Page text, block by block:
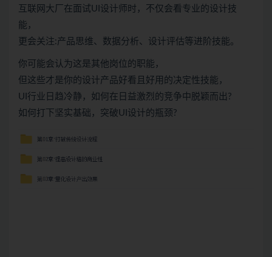
互联网大厂在面试UI设计师时，不仅会看专业的设计技
能，
更会关注:产品思维、数据分析、设计评估等进阶技能。
你可能会认为这是其他岗位的职能，
但这些才是你的设计产品好看且好用的决定性技能，
UI行业日趋冷静，如何在日益激烈的竞争中脱颖而出?
如何打下坚实基础，突破UI设计的瓶颈?